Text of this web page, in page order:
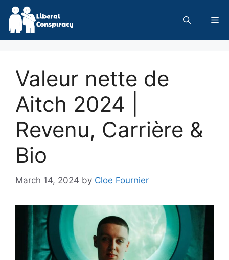
Skip
content
Valeur nette de
Aitch 2024 |
Revenu, Carrière &
Bio
March 14, 2024 by Cloe Fournier